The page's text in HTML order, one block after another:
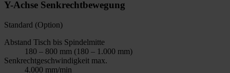
Y-Achse Senkrechtbewegung
Standard (Option)
Abstand Tisch bis Spindelmitte
180 – 800 mm (180 – 1.000 mm)
Senkrechtgeschwindigkeit max.
4.000 mm/min